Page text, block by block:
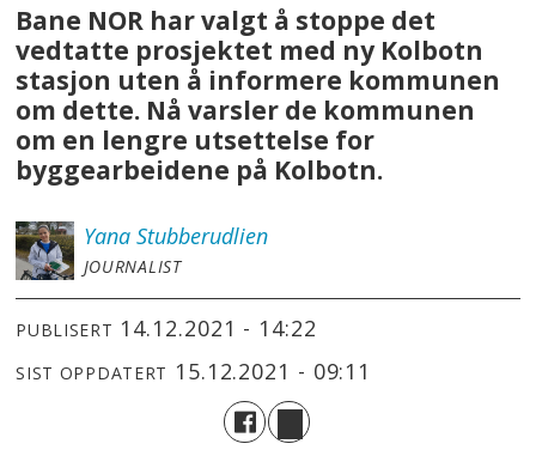
Bane NOR har valgt å stoppe det
vedtatte prosjektet med ny Kolbotn
stasjon uten å informere kommunen
om dette. Nå varsler de kommunen
om en lengre utsettelse for
byggearbeidene på Kolbotn.
Yana Stubberudlien
JOURNALIST
PUBLISERT 14.12.2021 - 14:22
SIST OPPDATERT 15.12.2021 - 09:11